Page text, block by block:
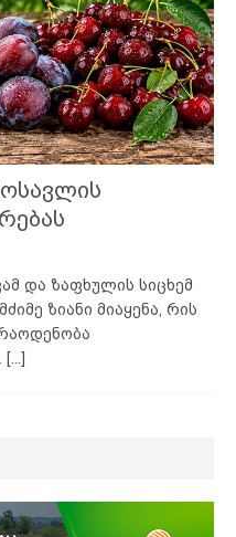
და ზაფხულის სიცხემ
ზიანი მიაყენა, რის
[...]